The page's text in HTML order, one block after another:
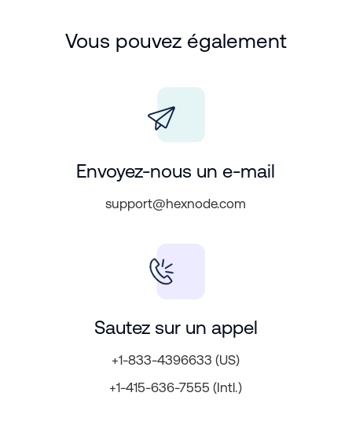
Vous pouvez également
Envoyez-nous un e-mail
support@hexnode.com
Sautez sur un appel
+1-833-4396633 (US)
+1-415-636-7555 (Intl.)